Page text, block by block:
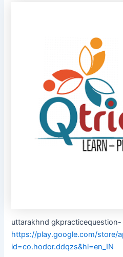
uttarakhnd gkpracticequestion-
https://play.google.com/store/
id=co.hodor.ddqzs&hl=en_IN